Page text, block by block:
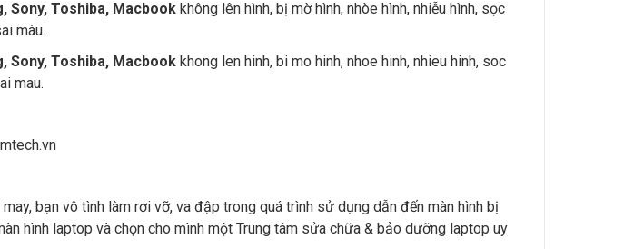
Sony, Toshiba, Macbook không lên hình, bị mờ hình, nhòe hình, nhiễu hình, sọc
màu.
Sony, Toshiba, Macbook khong len hinh, bi mo hinh, nhoe hinh, nhieu hinh, soc
mau.
bạn vô tình làm rơi vỡ, va đập trong quá trình sử dụng dẫn đến màn hình bị
hình laptop và chọn cho mình một Trung tâm sửa chữa & bảo dưỡng laptop uy